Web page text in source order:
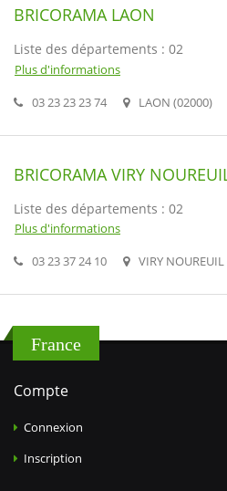
BRICORAMA LAON
Liste des départements : 02
Plus d'informations
03 23 23 23 74
LAON (02000)
BRICORAMA VIRY
Liste des départements : 02
Plus d'informations
03 23 37 24 10
VIRY
France
Compte
Connexion
Inscription